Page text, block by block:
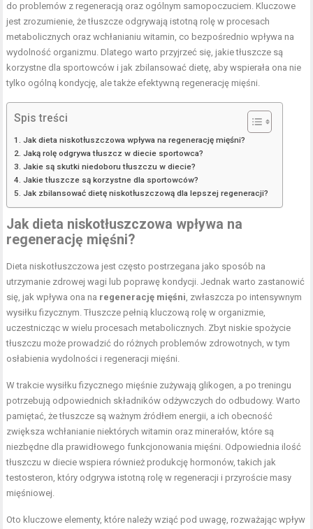
do problemów z regeneracją oraz ogólnym samopoczuciem. Kluczowe
jest zrozumienie, że tłuszcze odgrywają istotną rolę w procesach
metabolicznych oraz wchłanianiu witamin, co bezpośrednio wpływa na
wydolność organizmu. Dlatego warto przyjrzeć się, jakie tłuszcze są
korzystne dla sportowców i jak zbilansować dietę, aby wspierała ona nie
tylko ogólną kondycję, ale także efektywną regenerację mięśni.
Spis treści
Jak dieta niskotłuszczowa wpływa na regenerację mięśni?
Jaką rolę odgrywa tłuszcz w diecie sportowca?
Jakie są skutki niedoboru tłuszczu w diecie?
Jakie tłuszcze są korzystne dla sportowców?
Jak zbilansować dietę niskotłuszczową dla lepszej regeneracji?
Jak dieta niskotłuszczowa wpływa na
regenerację mięśni?
Dieta niskotłuszczowa jest często postrzegana jako sposób na
utrzymanie zdrowej wagi lub poprawę kondycji. Jednak warto zastanowić
się, jak wpływa ona na regenerację mięśni, zwłaszcza po intensywnym
wysiłku fizycznym. Tłuszcze pełnią kluczową rolę w organizmie,
uczestnicząc w wielu procesach metabolicznych. Zbyt niskie spożycie
tłuszczu może prowadzić do różnych problemów zdrowotnych, w tym
osłabienia wydolności i regeneracji mięśni.
W trakcie wysiłku fizycznego mięśnie zużywają glikogen, a po treningu
potrzebują odpowiednich składników odżywczych do odbudowy. Warto
pamiętać, że tłuszcze są ważnym źródłem energii, a ich obecność
zwiększa wchłanianie niektórych witamin oraz minerałów, które są
niezbędne dla prawidłowego funkcjonowania mięśni. Odpowiednia ilość
tłuszczu w diecie wspiera również produkcję hormonów, takich jak
testosteron, który odgrywa istotną rolę w regeneracji i przyroście masy
mięśniowej.
Oto kluczowe elementy, które należy wziąć pod uwagę, rozważając wpływ